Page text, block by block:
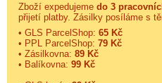
Zboží expedujeme do 3
přijetí platby. Zásilky posíláme s
• GLS ParcelShop: 65 Kč
• PPL ParcelShop: 79 Kč
• Zásilkovna: 89 Kč
• Balíkovna: 99 Kč